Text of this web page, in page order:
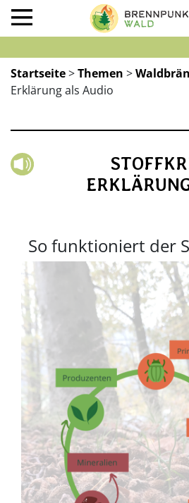
Startseite>Themen >
Erklärung als Audio
So funktioniert der